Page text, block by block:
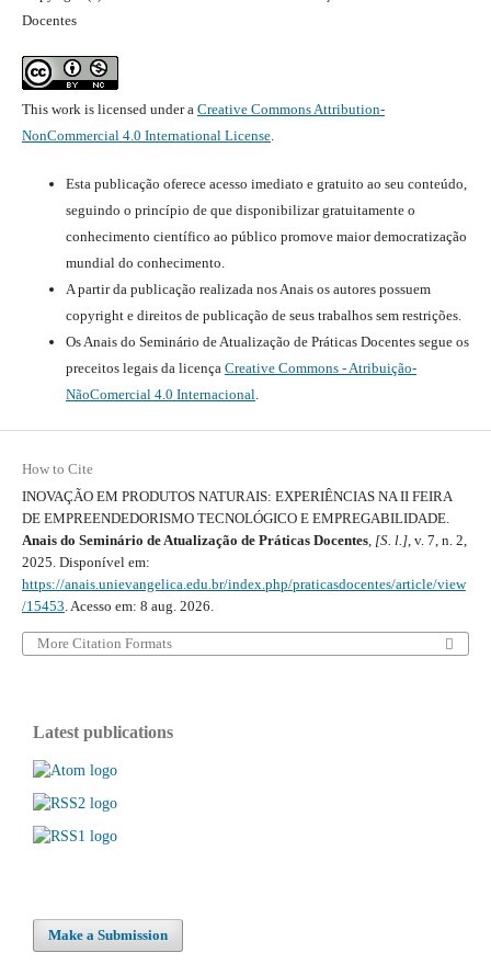
Docentes
This work is licensed under a Creative Commons Attribution-
NonCommercial 4.0 International License.
Esta publicação oferece acesso imediato e gratuito ao seu conteúdo,
seguindo o princípio de que disponibilizar gratuitamente o
conhecimento científico ao público promove maior democratização
mundial do conhecimento.
A partir da publicação realizada nos Anais os autores possuem
copyright e direitos de publicação de seus trabalhos sem restrições.
Os Anais do Seminário de Atualização de Práticas Docentes segue os
preceitos legais da licença Creative Commons - Atribuição-
NãoComercial 4.0 Internacional
How to Cite
INOVAÇÃO EM PRODUTOS NATURAIS: EXPERIÊNCIAS NA II FEIRA
DE EMPREENDEDORISMO TECNOLÓGICO E EMPREGABILIDADE.
Anais do Seminário de Atualização de Práticas Docentes, [S. l.], v. 7, n. 2,
2025. Disponível em:
https://anais.unievangelica.edu.br/index.php/praticasdocentes/article/view
/15453 . Acesso em: 8 aug. 2026.
More Citation Formats
Latest publications
Make a Submission